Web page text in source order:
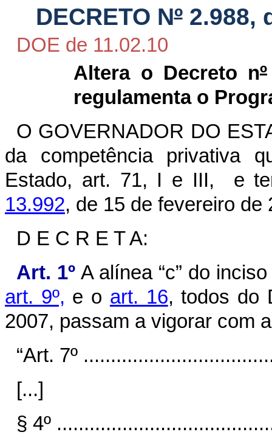
DECRETO Nº2.988,
DOE de 11.02.10
Altera o Decreto nº
regulamenta o
O GOVERNADOR DO
da competência privativa
Estado, art. 71, I e III, e
13.992, de 15 de fevereiro de
D E C R E T A:
Art. 1º A alínea “c” do
art. 9º, e o art. 16, todos do
2007, passam a vigorar com
“Art. 7º
[...]
§ 4º